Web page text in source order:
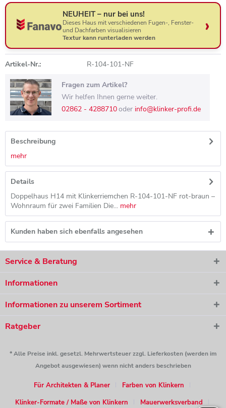
NEUHEIT – nur bei uns!
Dieses Haus mit verschiedenen Fugen-, Fenster-
und Dachfarben visualisieren
Textur kann runterladen werden
Artikel-Nr.: R-104-101-NF
Fragen zum Artikel?
Wir helfen Ihnen gerne weiter.
02862 - 4288710oder info@klinker-profi.de
Beschreibung
mehr
Details
Doppelhaus H14 mit Klinkerriemchen R-104-101-NF rot-braun –
Wohnraum für zwei Familien Die... mehr
Kunden haben sich ebenfalls angesehen
Service & Beratung
Informationen
Informationen zu unserem Sortiment
Ratgeber
* Alle Preise inkl. gesetzl. Mehrwertsteuer zzgl. Lieferkosten (werden im
Angebot ausgewiesen) wenn nicht anders beschrieben
Für Architekten & Planer
Farben von Klinkern
Klinker-Formate / Maße von Klinkern
Mauerwerksverband